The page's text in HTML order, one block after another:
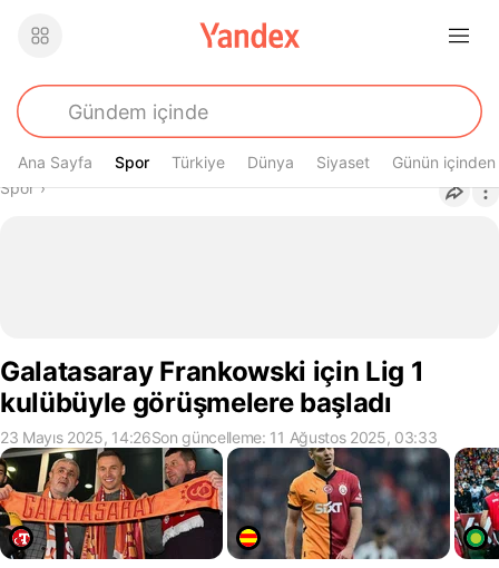
Ana Sayfa Spor
Spor Türkiye Dünya Siyaset Günün içinden
Buradasın
Spor›
Galatasaray Frankowski için Lig 1
kulübüyle görüşmelere başladı
23 Mayıs 2025, 14:26Son güncelleme: 11 Ağustos 2025, 03:33